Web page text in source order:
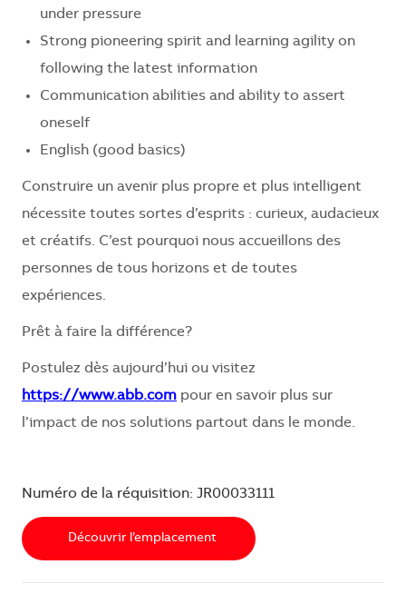
under pressure
Strong pioneering spirit and learning agility on
following the latest information
Communication abilities and ability to assert
oneself
English (good basics)
Construire un avenir plus propre et plus intelligent
nécessite toutes sortes d’esprits : curieux, audacieux
et créatifs. C’est pourquoi nous accueillons des
personnes de tous horizons et de toutes
expériences.
Prêt à faire la différence?
Postulez dès aujourd’hui ou visitez
https://www.abb.com pour en savoir plus sur
l’impact de nos solutions partout dans le monde.
Numéro de la réquisition: JR00033111
Découvrir l’emplacement